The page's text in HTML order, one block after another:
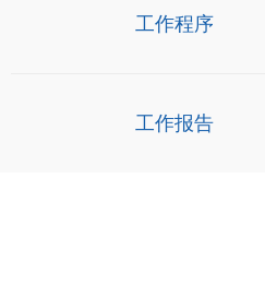
工作程序
工作报告